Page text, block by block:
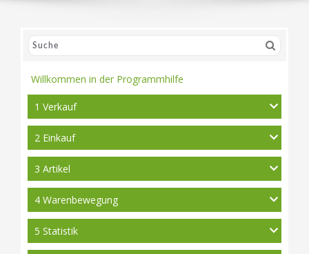
Willkommen in der Programmhilfe
1 Verkauf
2 Einkauf
3 Artikel
4 Warenbewegung
5 Statistik